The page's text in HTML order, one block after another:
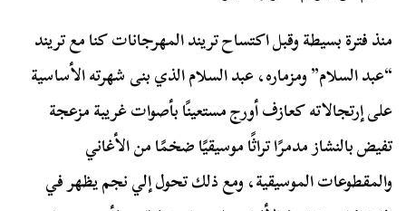
منذ فترة بسيطة وقبل اكتساح تريند المهرجانات كنا مع تريند
“عبد السلام” ومزماره، عبد السلام الذي بنى شهرته الأساسية
على إرتجالاته كعازف أورج مستعينًا بأصوات غريبة مزعجة
تفيض بالنشاز مدمرًا تراثًا موسيقيًا ضخمًا من الأغاني
والمقطوعات الموسيقية، ومع ذلك تحول إلي نجم يظهر في